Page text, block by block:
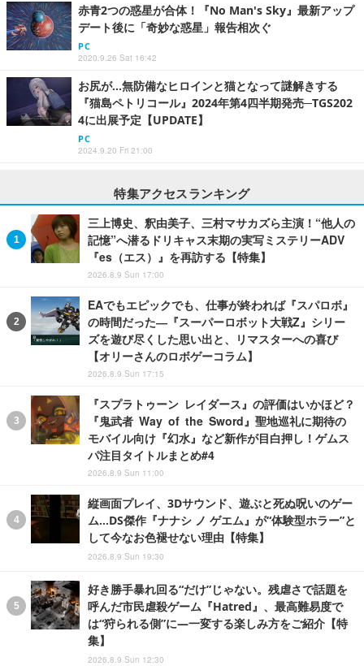
赤青2つの惑星が合体！『No Man's Sky』最新アップ
デート後に「奇妙な惑星」報告相次ぐ
PC
2020.9.26 Sat 16:42
お尻が…無防備なヒロインと猫となって謎解きする
『猫島ペトリコール』2024年第4四半期発売─TGS202
4に出展予定【UPDATE】
PC
2024.9.20 Fri 21:00
特集アクセスランキング
三上博史、釈由美子、三村マサカズら主演！“他人の
記憶”へ潜るドリキャス末期の実写ミステリーADV
『es（エス）』を再訪する【特集】
2026.8.9 Sun 17:00
EAでもエピックでも、仕事が終われば『スパロボ』
の時間だった―『スーパーロボット大戦Z』シリー
ズを遊び尽くした思い出と、リマスターへの喜び
【オリーさんのロボゲーコラム】
2026.8.9 Sun 17:15
『スプラトゥーン レイダース』の評価はいかほど？
『鬼武者 Way of the Sword』聖地巡礼に期待の
モバイル向け『幻水』など新作が目白押し！ゲムス
パ注目タイトルまとめ#4
2026.8.9 Sun 11:00
縦画面プレイ、3Dサウンド、遊ぶと死ぬ呪いのゲー
ム…DS傑作『ナナシ ノ ゲエム』が“体験型ホラー”と
して今なお色褪せない理由【特集】
2026.8.9 Sun 19:30
好き勝手暴れ回る“だけ”じゃない。残虐さで話題を
呼んだ市民虐殺ゲーム『Hatred』、最高難易度で
は“狩られる側”に―一変する楽しみ方をご紹介【特
集】
2026.8.9 Sun 12:30